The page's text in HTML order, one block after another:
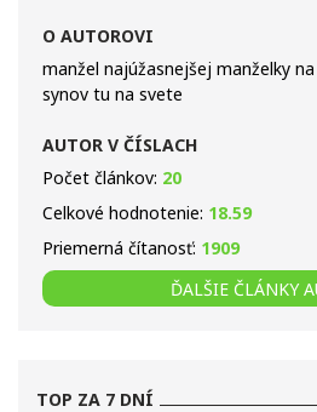
O AUTOROVI
manžel najúžasnejšej manželky
synov tu na svete
AUTOR V ČÍSLACH
Počet článkov: 20
Celkové hodnotenie: 18.59
Priemerná čítanosť: 1909
ĎALŠIE ČLÁNKY
TOP ZA 7 DNÍ